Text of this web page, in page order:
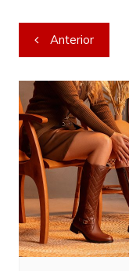
Navegação
de
Post
Anterior